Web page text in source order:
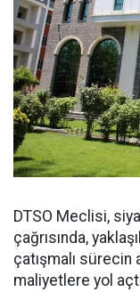
DTSO Meclisi,
çağrısında,
çatışmalı sürecin
maliyetlere yol